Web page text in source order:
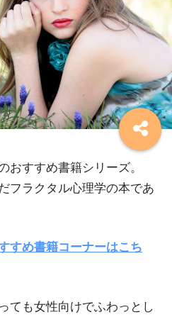
おすすめ書籍シリーズ。
フラクタル心理学の本であ
すめ書籍コーナーはこち
ても女性向けでふわっとし